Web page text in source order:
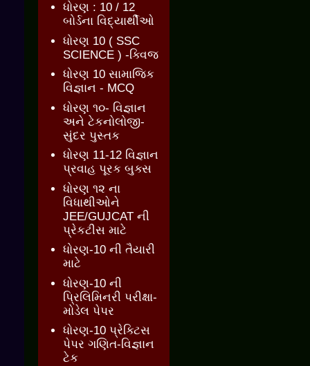
ધોરણ : 10 / 12
બોર્ડના વિદ્યાર્થીઓ
ધોરણ 10 ( SSC
SCIENCE ) -ક્વિજ
ધોરણ 10 સામાજિક
વિજ્ઞાન - MCQ
ધોરણ ૧૦- વિજ્ઞાન
અને ટેકનોલોજી-
સુંદર પુસ્તક
ધોરણ 11-12 વિજ્ઞાન
પ્રવાહ પૂરક બુક્સ
ધોરણ ૧૨ ના
વિધાથીઓને
JEE/GUJCAT ની
પ્રેકટીસ માટે
ધોરણ-10 ની તૈયારી
માટે
ધોરણ-10 ની
પ્રિલિમિનરી પરીક્ષા-
મોડેલ પેપર
ધોરણ-10 પ્રેક્ટિસ
પેપર ગણિત-વિજ્ઞાન
ટેક